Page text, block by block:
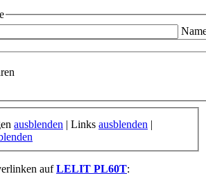
ausblenden | Links ausblenden |
aufLELIT PL60T: